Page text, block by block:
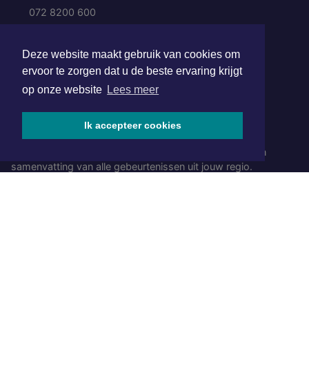
Deze website maakt gebruik van cookies om
ervoor te zorgen dat u de beste ervaring krijgt
op onze website Lees meer
Ik accepteer cookies
072 8200 600
www.xyto.nl
SOCIAL MEDIA
NIEUWSBRIEF AANMELDEN
Schrijf je in voor onze nieuwsbrief en krijg wekelijks een
samenvatting van alle gebeurtenissen uit jouw regio.